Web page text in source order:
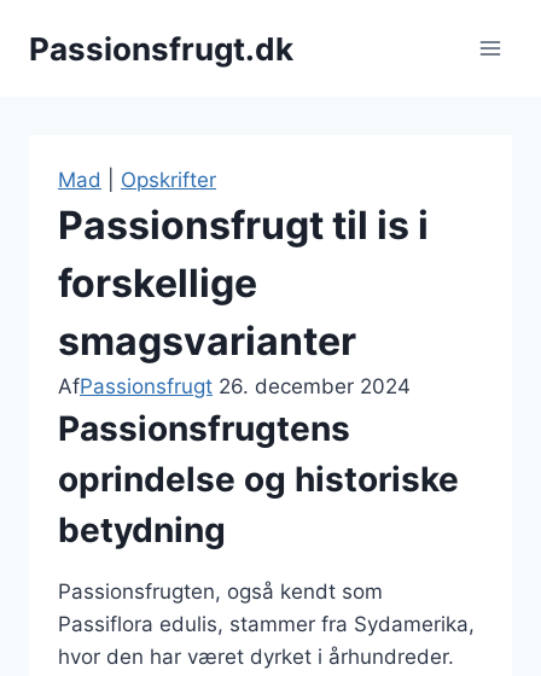
Passionsfrugt.dk
Mad Opskrifter
Passionsfrugt til is i
forskellige
smagsvarianter
AfPassionsfrugt 26. december 2024
Passionsfrugtens
oprindelse og historiske
betydning
Passionsfrugten, også kendt som
Passiflora edulis, stammer fra Sydamerika,
hvor den har været dyrket i århundreder.